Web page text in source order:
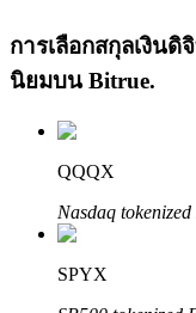
คว้าผลกำไรระ
การเลือกสกุลเงินดิ
นิยมบน Bitrue.
QQQX
Nasdaq
SPYX